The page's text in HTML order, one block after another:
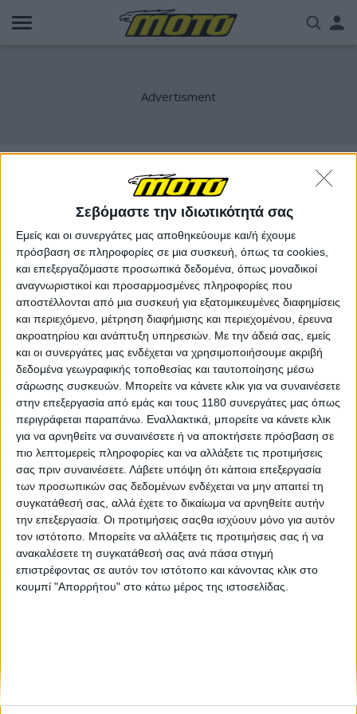
Σεβόμαστε την ιδιωτικότητά σας
Εμείς και οι συνεργάτες μας αποθηκεύουμε και/ή έχουμε
πρόσβαση σε πληροφορίες σε μια συσκευή, όπως τα cookies,
και επεξεργαζόμαστε προσωπικά δεδομένα, όπως μοναδικοί
αναγνωριστικοί και προσαρμοσμένες πληροφορίες που
αποστέλλονται από μια συσκευή για εξατομικευμένες διαφημίσεις
και περιεχόμενο, μέτρηση διαφήμισης και περιεχομένου, έρευνα
ακροατηρίου και ανάπτυξη υπηρεσιών. Με την άδειά σας, εμείς
και οι συνεργάτες μας ενδέχεται να χρησιμοποιήσουμε ακριβή
δεδομένα γεωγραφικής τοποθεσίας και ταυτοποίησης μέσω
σάρωσης συσκευών. Μπορείτε να κάνετε κλικ για να συναινέσετε
στην επεξεργασία από εμάς και τους 1180 συνεργάτες μας όπως
περιγράφεται παραπάνω. Εναλλακτικά, μπορείτε να κάνετε κλικ
για να αρνηθείτε να συναινέσετε ή να αποκτήσετε πρόσβαση σε
πιο λεπτομερείς πληροφορίες και να αλλάξετε τις προτιμήσεις
σας πριν συναινέσετε. Λάβετε υπόψη ότι κάποια επεξεργασία
των προσωπικών σας δεδομένων ενδέχεται να μην απαιτεί τη
συγκατάθεσή σας, αλλά έχετε το δικαίωμα να αρνηθείτε αυτήν
την επεξεργασία. Οι προτιμήσεις σαςθα ισχύουν μόνο για αυτόν
τον ιστότοπο. Μπορείτε να αλλάξετε τις προτιμήσεις σας ή να
ανακαλέσετε τη συγκατάθεσή σας ανά πάσα στιγμή
επιστρέφοντας σε αυτόν τον ιστότοπο και κάνοντας κλικ στο
κουμπί "Απορρήτου" στο κάτω μέρος της ιστοσελίδας.
Παράκαμψη
προς
Επικαιρότητα 31/8/2023
Rimac Nevera (1.914 hp) vs KTM RC16 (270 hp) vs TTS
Superbusa (380 hp) Drag Race - Video
Δείτε ένα απολαυστικό βίντεο του CarWow, του
δημοφιλέστερου καναλιού αυτοκινήτου στο Youtube, σε
συνεργασία με τον κανάλι του Bike World, με θέμα έναν
αγώνα επιτάχυνσης μεταξύ του ηλεκτρικού αυτοκινήτ...